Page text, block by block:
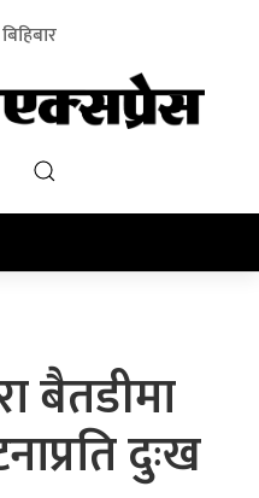
बैतडीमा
दुःख